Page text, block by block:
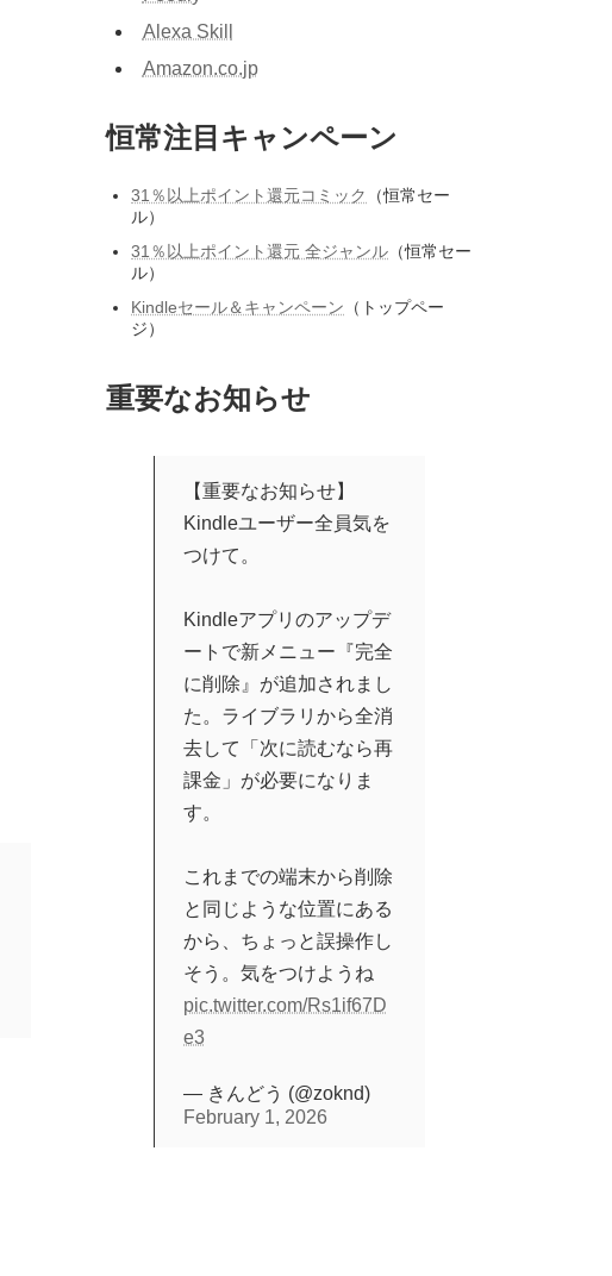
Alexa Skill
Amazon.co.jp
恒常注目キャンペーン
31％以上ポイント還元コミック
（恒常セー
ル）
31％以上ポイント還元 全ジャンル （恒常セー
ル）
Kindleセール＆キャンペーン （トップペー
ジ）
重要なお知らせ
【重要なお知らせ】
Kindleユーザー全員気を
つけて。
Kindleアプリのアップデ
ートで新メニュー『完全
に削除』が追加されまし
た。ライブラリから全消
去して「次に読むなら再
課金」が必要になりま
す。
これまでの端末から削除
と同じような位置にある
から、ちょっと誤操作し
そう。気をつけようね
pic.twitter.com/Rs1if67D
e3
— きんどう (@zoknd)
February 1, 2026